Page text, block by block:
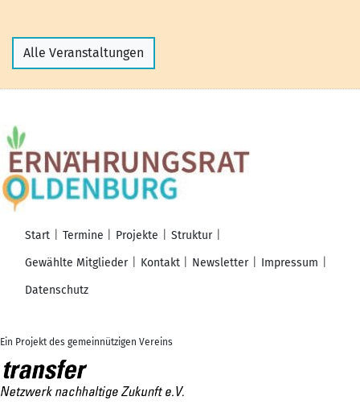
Alle Veranstaltungen
Start Termine Projekte
Struktur
Gewählte Mitglieder
Kontakt Newsletter
Impressum
Datenschutz
Ein Projekt des gemeinnützigen Vereins